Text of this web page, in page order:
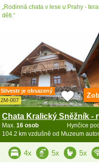
„Rodinná chata v lese u Prahy -
děti.“
Silvestr je obsazený
2M-007
Hynčice
Max. 16 osob
4x 5x 5x